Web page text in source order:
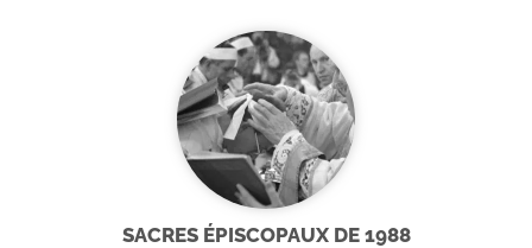
SACRES ÉPISCOPAUX DE 1988